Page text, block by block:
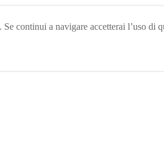
continui a navigare accetterai l’uso di